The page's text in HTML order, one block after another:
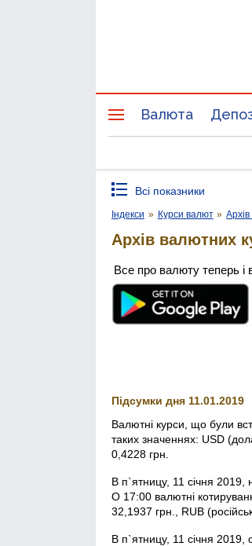
Валюта
Всі показники
Індекси » Курси валют » Архів
Архів валютних
Все про валюту теперь і
Підсумки дня 11.01.2019
Валютні курси, що були
таких значеннях: USD
0,4228 грн.
В п`ятницу, 11 січня 2019,
О 17:00 валютні
32,1937 грн., RUB
В п`ятницу, 11 січня 2019,